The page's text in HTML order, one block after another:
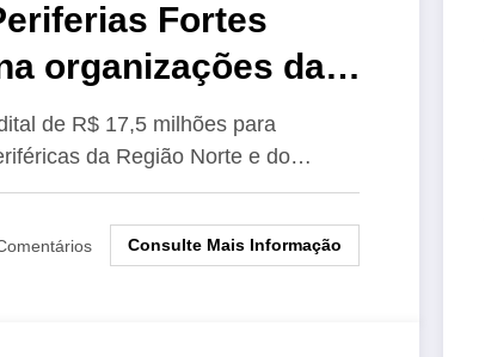
Fortes
organizações da
de R$ 17,5 milhões para
da Região Norte e do…
Consulte Mais Informação